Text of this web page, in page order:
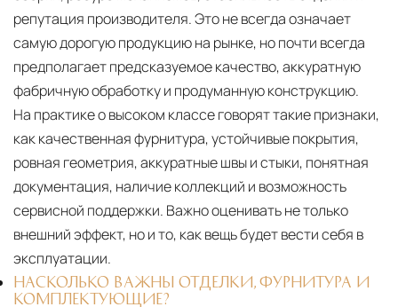
репутация производителя. Это не всегда означает
самую дорогую продукцию на рынке, но почти всегда
предполагает предсказуемое качество, аккуратную
фабричную обработку и продуманную конструкцию.
На практике о высоком классе говорят такие признаки,
как качественная фурнитура, устойчивые покрытия,
ровная геометрия, аккуратные швы и стыки, понятная
документация, наличие коллекций и возможность
сервисной поддержки. Важно оценивать не только
внешний эффект, но и то, как вещь будет вести себя в
эксплуатации.
НАСКОЛЬКО ВАЖНЫ ОТДЕЛКИ, ФУРНИТУРА И
КОМПЛЕКТУЮЩИЕ?